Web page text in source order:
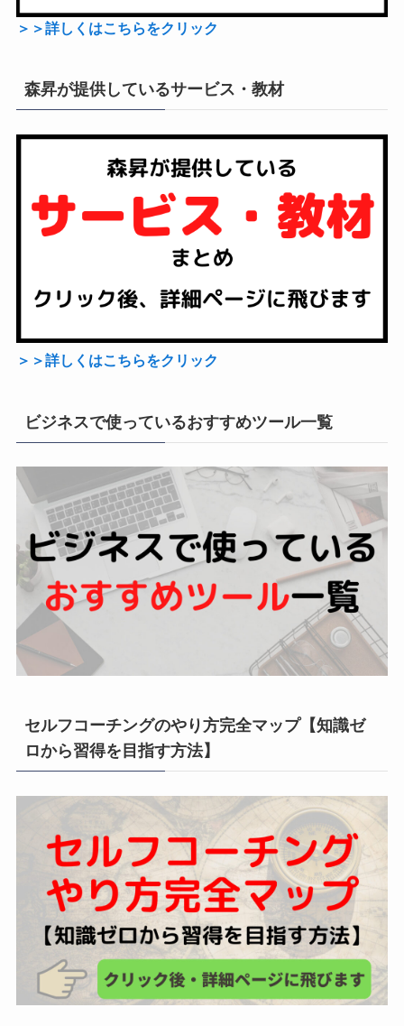
＞＞詳しくはこちらをクリック
森昇が提供しているサービス・教材
＞＞詳しくはこちらをクリック
ビジネスで使っているおすすめツール一覧
セルフコーチングのやり方完全マップ【知識ゼ
ロから習得を目指す方法】